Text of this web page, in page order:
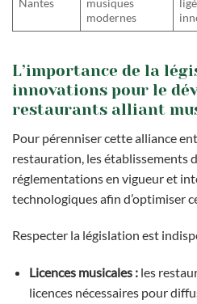
Nantes
musiques
modernes
L’importance de la
innovations pour le
restaurants alliant
Pour pérenniser cette alliance
restauration, les établissements
réglementations en vigueur et
technologiques afin d’optimiser
Respecter la législation est
Licences musicales :les
licences nécessaires pour